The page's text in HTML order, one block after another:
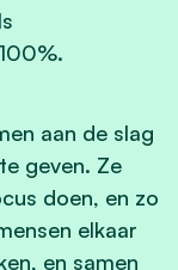
aan de slag
geven. Ze
doen, en zo
elkaar
en samen